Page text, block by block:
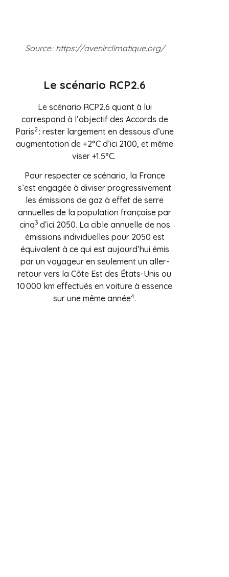
Source : https://avenirclimatique.org/
Le scénario RCP2.6
Le scénario RCP2.6 quant à lui
correspond à l’objectif des Accords de
Paris2 : rester largement en dessous d’une
augmentation de +2°C d’ici 2100, et même
viser +1.5°C.
Pour respecter ce scénario, la France
s’est engagée à diviser progressivement
les émissions de gaz à effet de serre
annuelles de la population française par
cinq3 d’ici 2050. La cible annuelle de nos
émissions individuelles pour 2050 est
équivalent à ce qui est aujourd’hui émis
par un voyageur en seulement un aller-
retour vers la Côte Est des États-Unis ou
10 000 km effectués en voiture à essence
sur une même année4.